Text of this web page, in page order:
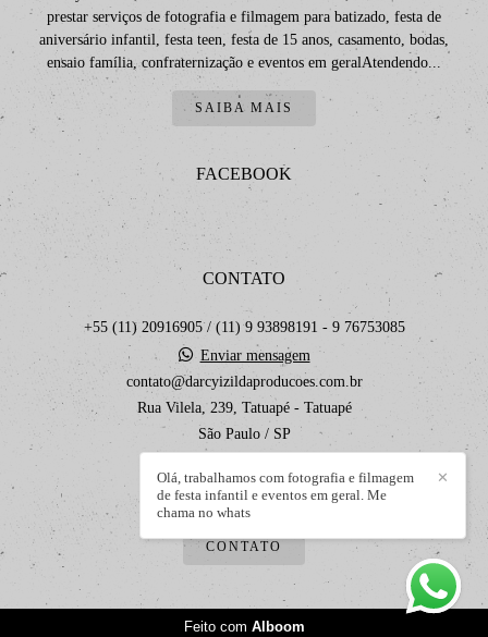
prestar serviços de fotografia e filmagem para batizado, festa de
aniversário infantil, festa teen, festa de 15 anos, casamento, bodas,
ensaio família, confraternização e eventos em geralAtendendo...
SAIBA MAIS
FACEBOOK
CONTATO
+55 (11) 20916905 / (11) 9 93898191 - 9 76753085
Enviar mensagem
contato@darcyizildaproducoes.com.br
Rua Vilela, 239, Tatuapé - Tatuapé
São Paulo / SP
CONTATO
✕
Olá, trabalhamos com fotografia e filmagem
de festa infantil e eventos em geral. Me
chama no whats
Feito com Alboom